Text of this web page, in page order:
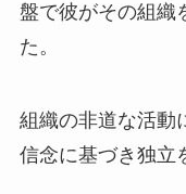
盤で彼がその組織
た。
組織の非道な活動
信念に基づき独立